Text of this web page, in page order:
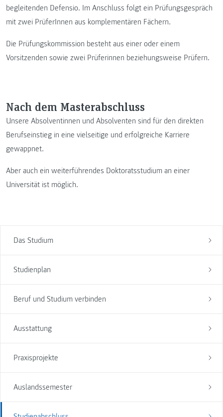
Das Studium
Studienplan
Beruf und Studium verbinden
Ausstattung
Praxisprojekte
Auslandssemester
begleitenden Defensio. Im Anschluss folgt ein Prüfungsgespräch
mit zwei PrüferInnen aus komplementären Fächern.
Die Prüfungskommission besteht aus einer oder einem
Vorsitzenden sowie zwei Prüferinnen beziehungsweise Prüfern.
Nach dem Masterabschluss
Unsere Absolventinnen und Absolventen sind für den direkten
Berufseinstieg in eine vielseitige und erfolgreiche Karriere
gewappnet.
Aber auch ein weiterführendes Doktoratsstudium an einer
Universität ist möglich.